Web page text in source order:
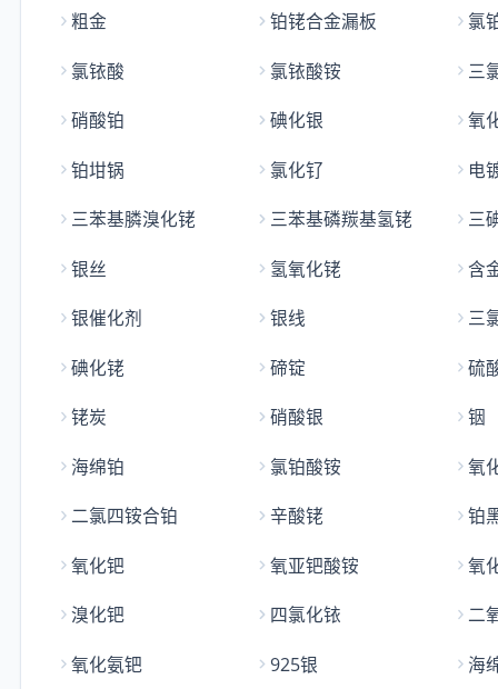
粗金 铂铑合金漏板 氯
氯铱酸 氯铱酸铵 三
硝酸铂 碘化银 氧
铂坩锅 氯化钌 电
三苯基膦溴化铑 三苯基磷羰基氢铑 三
银丝 氢氧化铑
银催化剂 银线 三
碘化铑 碲锭 硫
铑炭 硝酸银 铟
海绵铂 氯铂酸铵 氧
二氯四铵合铂 辛酸铑 铂
氧化钯 氧亚钯酸铵 氧
溴化钯 四氯化铱 二
氧化氨钯 925银 海